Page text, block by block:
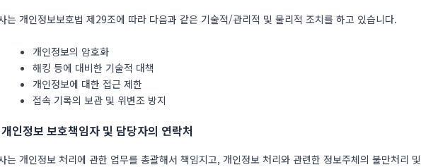
는 개인정보보호법 제29조에 따라 다음과 같은 기술적/관리적 및 물리적 조치를 하고 있습니다.
개인정보의 암호화
해킹 등에 대비한 기술적 대책
개인정보에 대한 접근 제한
접속 기록의 보관 및 위변조 방지
인정보 보호책임자 및 담당자의 연락처
는 개인정보 처리에 관한 업무를 총괄해서 책임지고, 개인정보 처리와 관련한 정보주체의 불만처리